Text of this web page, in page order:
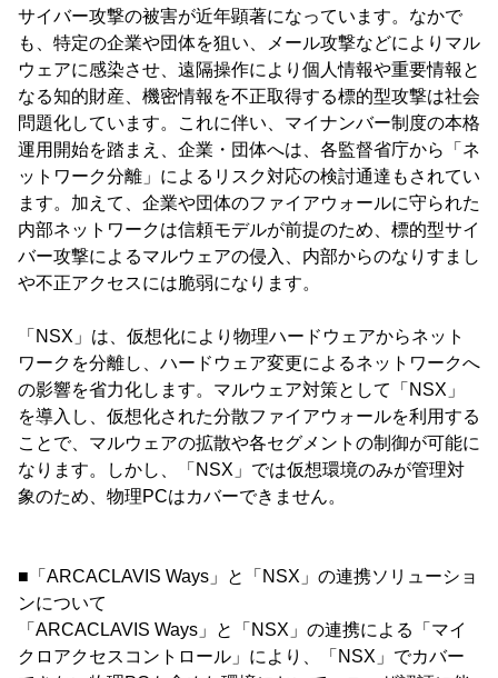
サイバー攻撃の被害が近年顕著になっています。なかで
も、特定の企業や団体を狙い、メール攻撃などによりマル
ウェアに感染させ、遠隔操作により個人情報や重要情報と
なる知的財産、機密情報を不正取得する標的型攻撃は社会
問題化しています。これに伴い、マイナンバー制度の本格
運用開始を踏まえ、企業・団体へは、各監督省庁から「ネ
ットワーク分離」によるリスク対応の検討通達もされてい
ます。加えて、企業や団体のファイアウォールに守られた
内部ネットワークは信頼モデルが前提のため、標的型サイ
バー攻撃によるマルウェアの侵入、内部からのなりすまし
や不正アクセスには脆弱になります。
「NSX」は、仮想化により物理ハードウェアからネット
ワークを分離し、ハードウェア変更によるネットワークへ
の影響を省力化します。マルウェア対策として「NSX」
を導入し、仮想化された分散ファイアウォールを利用する
ことで、マルウェアの拡散や各セグメントの制御が可能に
なります。しかし、「NSX」では仮想環境のみが管理対
象のため、物理PCはカバーできません。
■「ARCACLAVIS Ways」と「NSX」の連携ソリューショ
ンについて
「ARCACLAVIS Ways」と「NSX」の連携による「マイ
クロアクセスコントロール」により、「NSX」でカバー